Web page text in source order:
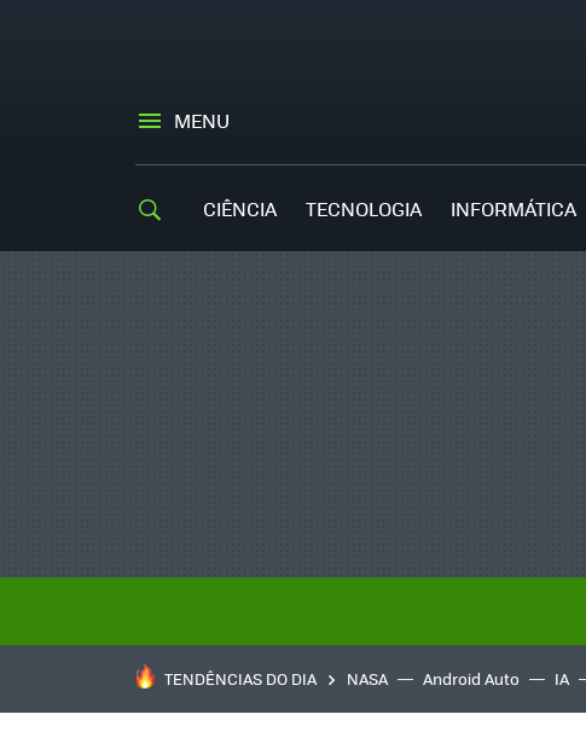
MENU
CIÊNCIA TECNOLOGIA INFORMÁTICA
TENDÊNCIAS DO DIA NASA Android Auto IA